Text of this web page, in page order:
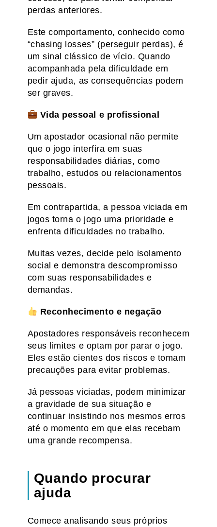
perdas anteriores.
Este comportamento, conhecido como
“chasing losses” (perseguir perdas), é
um sinal clássico de vício. Quando
acompanhada pela dificuldade em
pedir ajuda, as consequências podem
ser graves.
Vida pessoal e profissional
Um apostador ocasional não permite
que o jogo interfira em suas
responsabilidades diárias, como
trabalho, estudos ou relacionamentos
pessoais.
Em contrapartida, a pessoa viciada em
jogos torna o jogo uma prioridade e
enfrenta dificuldades no trabalho.
Muitas vezes, decide pelo isolamento
social e demonstra descompromisso
com suas responsabilidades e
demandas.
Reconhecimento e negação
Apostadores responsáveis reconhecem
seus limites e optam por parar o jogo.
Eles estão cientes dos riscos e tomam
precauções para evitar problemas.
Já pessoas viciadas, podem minimizar
a gravidade de sua situação e
continuar insistindo nos mesmos erros
até o momento em que elas recebam
uma grande recompensa.
Quando procurar
ajuda
Comece analisando seus próprios